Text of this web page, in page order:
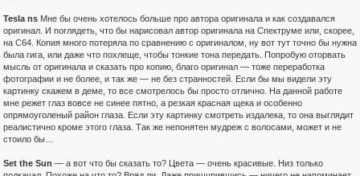
Tesla ns Мне бы очень хотелось больше про автора оригинала и как создавался
оригинал. И поглядеть, что бы нарисовал автор оригинала на Спектруме или, скорее,
на С64. Копия много потеряла по сравнению с оригиналом, ну вот тут точно бы нужна
была гига, или даже что похлеще, чтобы тонкие тона передать. Попробую оторвать
мысль от оригинала и сказать про копию, благо оригинал — тоже переработка
фотографии и не более, и так же — не без странностей. Если бы мы видели эту
картинку скажем в деме, то все смотрелось бы просто отлично. На данной работе
мне режет глаз вовсе не синее пятно, а резкая красная щека и особенно
опрямоуголеный район глаза. Если эту картинку смотреть издалека, то она выглядит
реалистично кроме этого глаза. Так же непонятен мудреж с волосами, может и не
стоило бы…
Set the Sun — а вот что бы сказать то? Цвета — очень красивые. Низ только